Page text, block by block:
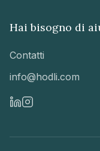
Hai bisogno di
Contatti
info@hodli.com